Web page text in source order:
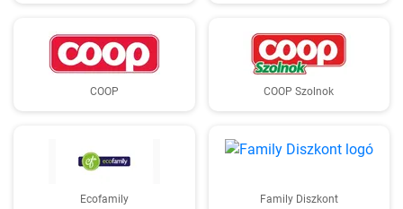
COOP COOP Szolnok
Ecofamily Family Diszkont